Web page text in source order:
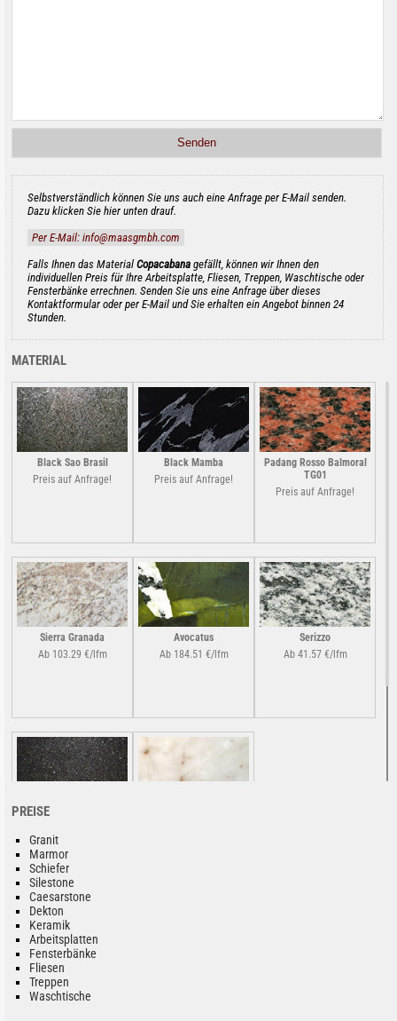
Selbstverständlich können Sie uns auch eine Anfrage per E-Mail senden.
Dazu klicken Sie hier unten drauf.
Per E-Mail: info@maasgmbh.com
Falls Ihnen das MaterialCopacabana gefällt, können wir Ihnen den
individuellen Preis für Ihre Arbeitsplatte, Fliesen, Treppen, Waschtische oder
Fensterbänke errechnen. Senden Sie uns eine Anfrage über dieses
Kontaktformular oder per E-Mail und Sie erhalten ein Angebot binnen 24
Stunden.
MATERIAL
Black Sao Brasil
Preis auf Anfrage!
Black Mamba
Preis auf Anfrage!
Padang Rosso Balmoral
TG01
Preis auf Anfrage!
Sierra Granada
Ab 103.29 €/lfm
Avocatus
Ab 184.51 €/lfm
Serizzo
Ab 41.57 €/lfm
Atlantic Black C
PREISE
Granit
Marmor
Schiefer
Silestone
Caesarstone
Dekton
Keramik
Arbeitsplatten
Fensterbänke
Fliesen
Treppen
Waschtische